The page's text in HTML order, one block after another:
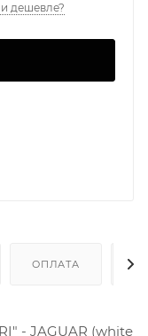
дешевле?
ОПЛАТА
- JAGUAR (white